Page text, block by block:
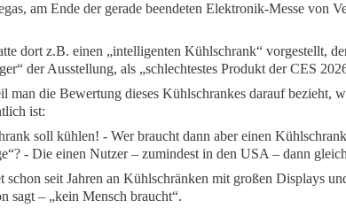
am Ende der gerade beendeten Elektronik-Messe von
dort z.B. einen „intelligenten Kühlschrank“ vorgestellt,
der Ausstellung, als „schlechtestes Produkt der CES
man die Bewertung dieses Kühlschrankes darauf bezieht,
ist:
soll kühlen! - Wer braucht dann aber einen
- Die einen Nutzer – zumindest in den USA – dann
schon seit Jahren an Kühlschränken mit großen Displays
sagt – „kein Mensch braucht“.